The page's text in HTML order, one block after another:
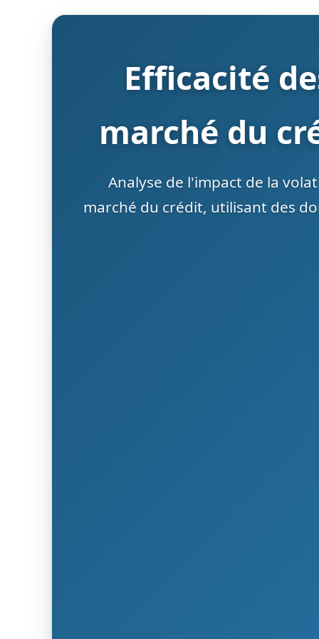
Efficacité
marché du
Analyse de l'impact de la
marché du crédit, utilisant des